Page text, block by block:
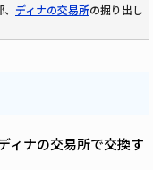
ディナの交易所の掘り出し
ィナの交易所で交換す